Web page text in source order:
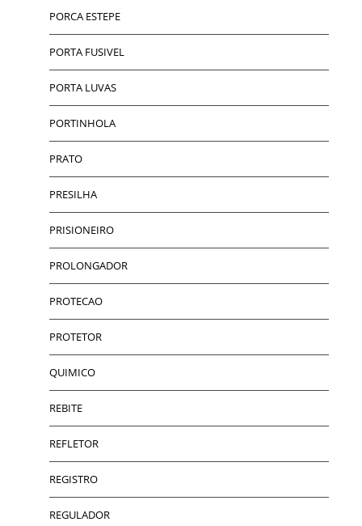
PORCA ESTEPE
PORTA FUSIVEL
PORTA LUVAS
PORTINHOLA
PRATO
PRESILHA
PRISIONEIRO
PROLONGADOR
PROTECAO
PROTETOR
QUIMICO
REBITE
REFLETOR
REGISTRO
REGULADOR